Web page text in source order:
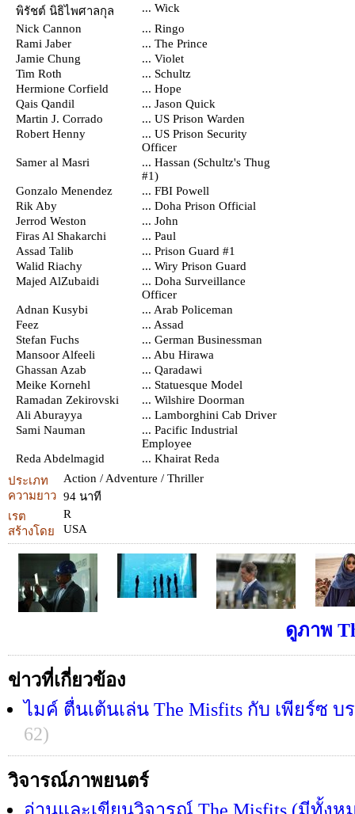
พิรัชต์ นิธิไพศาลกุล
... Wick
Nick Cannon
... Ringo
Rami Jaber
... The Prince
Jamie Chung
... Violet
Tim Roth
... Schultz
Hermione Corfield
... Hope
Qais Qandil
... Jason Quick
Martin J. Corrado
... US Prison Warden
Robert Henny
... US Prison Security
Officer
Samer al Masri
... Hassan (Schultz's Thug
#1)
Gonzalo Menendez
... FBI Powell
Rik Aby
... Doha Prison Official
Jerrod Weston
... John
Firas Al Shakarchi
... Paul
Assad Talib
... Prison Guard #1
Walid Riachy
... Wiry Prison Guard
Majed AlZubaidi
... Doha Surveillance
Officer
Adnan Kusybi
... Arab Policeman
Feez
... Assad
Stefan Fuchs
... German Businessman
Mansoor Alfeeli
... Abu Hirawa
Ghassan Azab
... Qaradawi
Meike Kornehl
... Statuesque Model
Ramadan Zekirovski
... Wilshire Doorman
Ali Aburayya
... Lamborghini Cab Driver
Sami Nauman
... Pacific Industrial
Employee
Reda Abdelmagid
... Khairat Reda
ประเภท
Action / Adventure / Thriller
ความยาว 94 นาที
เรต
R
สร้างโดย
USA
ดูภาพ
ข่าวที่เกี่ยวข้อง
ไมค์ ตื่นเต้นเล่น The Misfits กับ เพียร์ซ บ
62)
วิจารณ์ภาพยนตร์